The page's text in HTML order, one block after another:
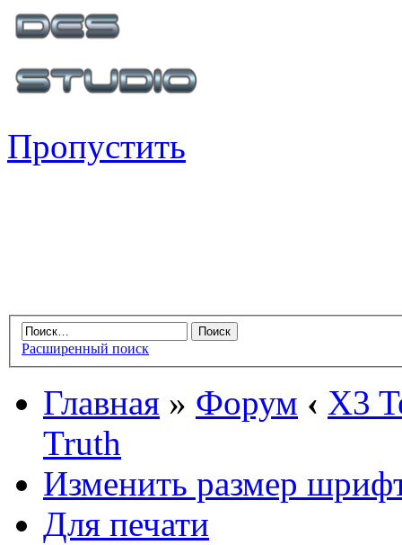
Пропустить
Расширенный поиск
Главная » Форум ‹ X3
Truth
Изменить размер
Для печати